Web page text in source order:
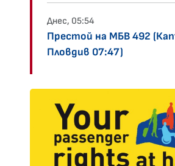
Днес, 05:54
Престой на МБВ 492
Пловдив 07:47)